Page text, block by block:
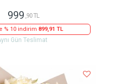
999 ,90 TL
% 10 indirim 899,91 TL
Gün Teslimat